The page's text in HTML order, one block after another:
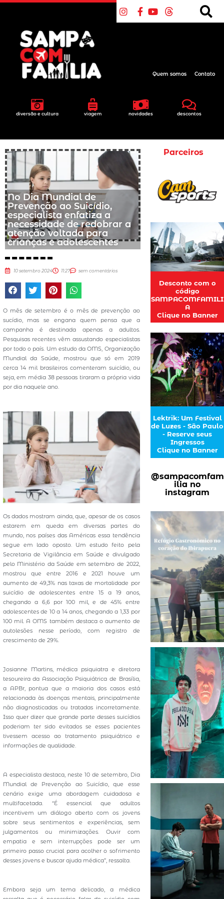
diversão e cultura viagem novidades descontos
Quem somos Contato
No Dia Mundial de
Prevenção ao Suicídio,
especialista enfatiza a
necessidade de redobrar a
atenção voltada para
crianças e adolescentes
10 setembro 2024 11:27 sem comentários
O mês de setembro é o mês de prevenção ao
sucídio, mas se engana quem pensa que a
campanha é destinada apenas a adultos.
Pesquisas recentes vêm assustando especialistas
por todo o país. Um estudo da OMS, Organização
Mundial da Saúde, mostrou que só em 2019
cerca 14 mil brasileiros comenteram suicídio, ou
seja, em média 38 pessoas tiraram a própria vida
por dia naquele ano.
Os dados mostram ainda, que, apesar de os casos
estarem em queda em diversas partes do
mundo, nos países das Américas essa tendência
segue em lado oposto. Um estudo feito pela
Secretaria de Vigilância em Saúde e divulgado
pelo Ministério da Saúde em setembro de 2022,
mostrou que entre 2016 e 2021 houve um
aumento de 49,3% nas taxas de mortalidade por
suicídio de adolescentes entre 15 a 19 anos,
chegando a 6,6 por 100 mil, e de 45% entre
adolescentes de 10 a 14 anos, chegando a 1,33 por
100 mil. A OMS também destaca o aumento de
autolesões nesse período, com registro de
crescimento de 29%.
Josianne Martins, médica psiquiatra e diretora
tesoureira da Associação Psiquiátrica de Brasília,
a APBr, pontua que a maioria dos casos está
relacionada às doenças mentais, principalmente
não diagnosticadas ou tratadas incorretamente.
Isso quer dizer que grande parte desses suicídios
poderiam ter sido evitados se esses pacientes
tivessem acesso ao tratamento psiquiátrico e
informações de qualidade.
A especialista destaca, neste 10 de setembro, Dia
Mundial de Prevenção ao Suicídio, que esse
cenário exige uma abordagem cuidadosa e
multifacetada. “É essencial que adultos
incentivem um diálogo aberto com os jovens
sobre seus sentimentos e experiências, sem
julgamentos ou minimizações. Ouvir com
empatia e sem interrupções pode ser um
primeiro passo crucial para acolher o sofrimento
desses jovens e buscar ajuda médica”, ressalta.
Embora seja um tema delicado, a médica
Parceiros
Desconto com o
código
SAMPACOMFAMILI
A
Clique no Banner
Lektrik: Um Festival
de Luzes - São Paulo
- Reserve seus
Ingressos
Clique no Banner
@sampacomfam
ilia no
instagram